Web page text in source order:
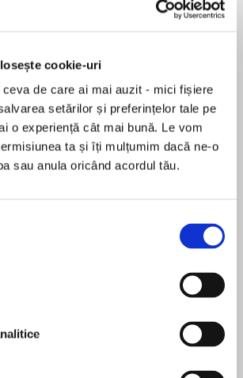
cookie-uri
de care ai mai auzit - mici fișiere
setărilor și preferințelor tale pe
o experiență cât mai bună. Le vom
ta și îți mulțumim dacă ne-o
sau anula oricând acordul tău.
întregul sătuc St Mary Mead
actriță Marina Gregg
Toată lumea se grăbește să
Marple, care nu este astfel de
otrăvit. Dar cine ar fi avut
inofensivă? Sau poate doza
nu există recenzii
carte